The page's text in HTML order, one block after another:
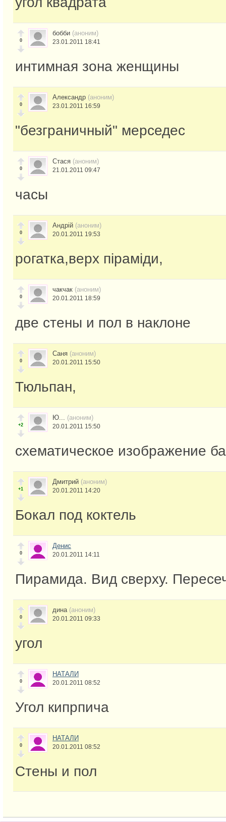
0
бобби (аноним)
23.01.2011 18:41
интимная зона женщины
0
Александр (аноним)
23.01.2011 16:59
"безграничный" мерседес
0
Стася (аноним)
21.01.2011 09:47
часы
0
Андрій (аноним)
20.01.2011 19:53
рогатка,верх піраміди,
0
чакчак (аноним)
20.01.2011 18:59
две стены и пол в наклоне
0
Саня (аноним)
20.01.2011 15:50
Тюльпан,
+2
Ю... (аноним)
20.01.2011 15:50
схематическое изображение
+1
Дмитрий (аноним)
20.01.2011 14:20
Бокал под коктель
0
Денис
20.01.2011 14:11
Пирамида. Вид сверху.
0
дина (аноним)
20.01.2011 09:33
угол
0
НАТАЛИ
20.01.2011 08:52
Угол кипрпича
0
НАТАЛИ
20.01.2011 08:52
Стены и пол